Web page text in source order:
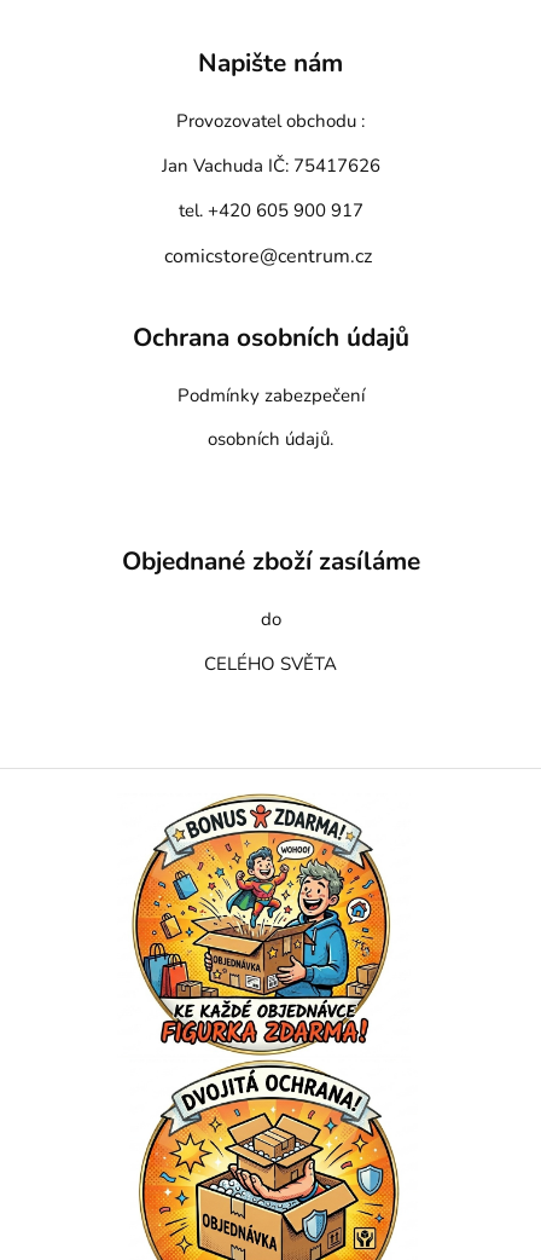
Napište nám
Provozovatel obchodu :
Jan Vachuda IČ: 75417626
tel. +420 605 900 917
comicstore@centrum.cz
Ochrana osobních údajů
Podmínky zabezpečení
osobních údajů.
Objednané zboží zasíláme
do
CELÉHO SVĚTA